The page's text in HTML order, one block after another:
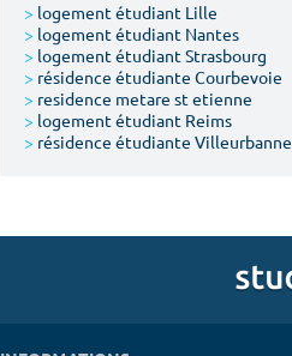
> logement étudiant Lille
> logement étudiant Nantes
> logement étudiant Strasbourg
> résidence étudiante Courbevoie
> residence metare st etienne
> logement étudiant Reims
> résidence étudiante Villeurbanne